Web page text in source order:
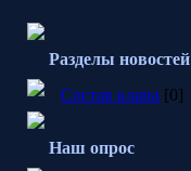
Разделы новостей
Состав клана [0]
Наш опрос